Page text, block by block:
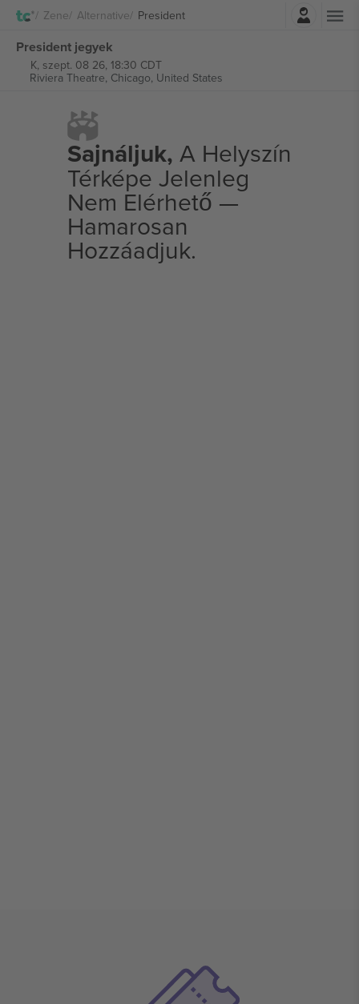
Zene Alternative President
President jegyek
K, szept. 08 26, 18:30 CDT
Riviera Theatre, Chicago, United States
Sajnáljuk, A Helyszín
Térképe Jelenleg
Nem Elérhető —
Hamarosan
Hozzáadjuk.